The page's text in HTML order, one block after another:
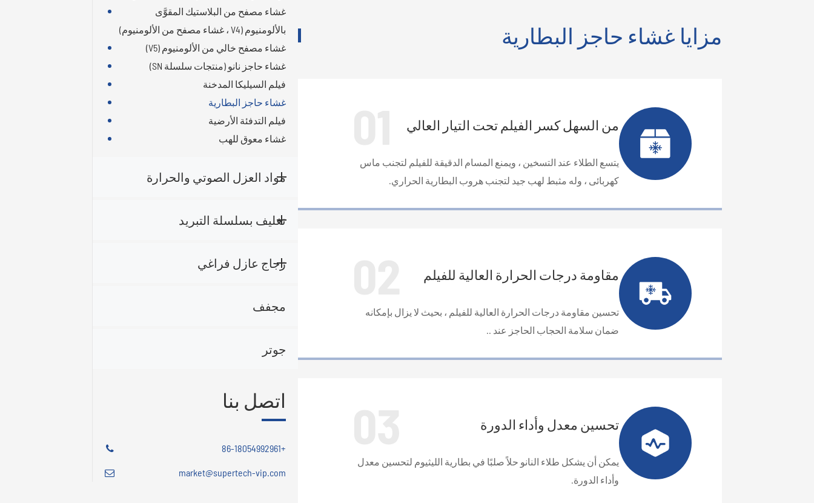
مزايا غشاء حاجز البطارية
من السهل كسر الفيلم تحت التيار العالي
يتسع الطلاء عند التسخين ، ويمنع المسام الدقيقة للفيلم لتجنب ماس
كهربائى ، وله مثبط لهب جيد لتجنب هروب البطارية الحراري.
مقاومة درجات الحرارة العالية للفيلم
تحسين مقاومة درجات الحرارة العالية للفيلم ، بحيث لا يزال بإمكانه
ضمان سلامة الحجاب الحاجز عند ..
تحسين معدل وأداء الدورة
يمكن أن يشكل طلاء النانو حلاً صلبًا في بطارية الليثيوم لتحسين معدل
وأداء الدورة.
غشاء مصفح من البلاستيك المقوَّى
بالألومنيوم (V4 ، غشاء مصفح من الألومنيوم)
غشاء مصفح خالي من الألومنيوم (V5)
غشاء حاجز نانو (منتجات سلسلة SN)
فيلم السيليكا المدخنة
غشاء حاجز البطارية
فيلم التدفئة الأرضية
غشاء معوق للهب
مواد العزل الصوتي والحرارة
تغليف بسلسلة التبريد
زجاج عازل فراغي
مجفف
جوتر
اتصل بنا
+86-18054992961
market@supertech-vip.com